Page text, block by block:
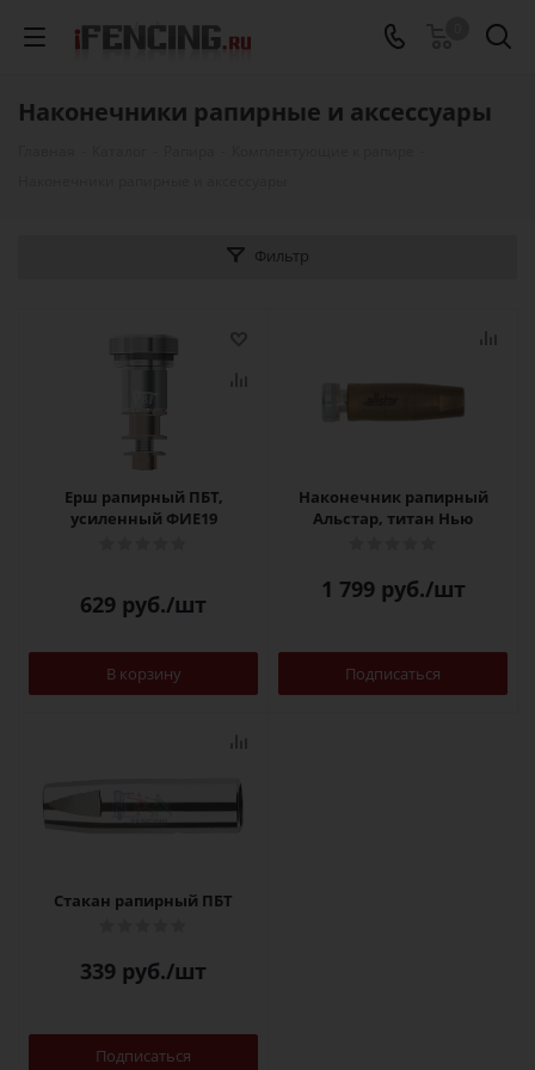
Наконечники рапирные и аксессуары
Фильтр
Ерш рапирный ПБТ,
усиленный ФИЕ19
629 руб./шт
В корзину
Наконечник рапирный
Альстар, титан Нью
1 799руб./шт
Подписаться
Стакан рапирный ПБТ
339 руб./шт
Подписаться